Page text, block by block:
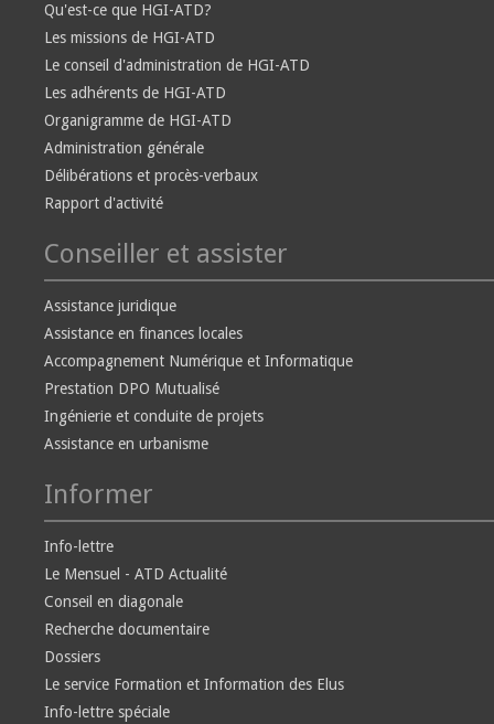
Qu'est-ce que HGI-ATD?
Les missions de HGI-ATD
Le conseil d'administration de HGI-ATD
Les adhérents de HGI-ATD
Organigramme de HGI-ATD
Administration générale
Délibérations et procès-verbaux
Rapport d'activité
Conseiller et assister
Assistance juridique
Assistance en finances locales
Accompagnement Numérique et Informatique
Prestation DPO Mutualisé
Ingénierie et conduite de projets
Assistance en urbanisme
Informer
Info-lettre
Le Mensuel - ATD Actualité
Conseil en diagonale
Recherche documentaire
Dossiers
Le service Formation et Information des Elus
Info-lettre spéciale